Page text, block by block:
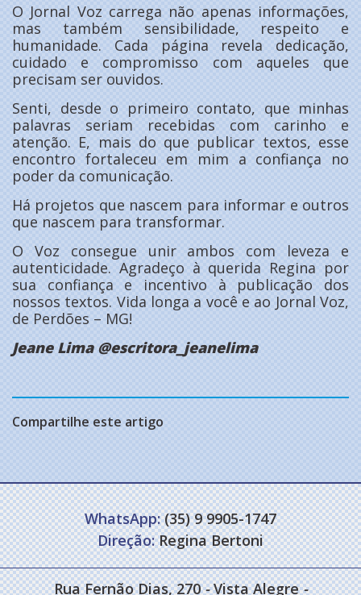
O Jornal Voz carrega não apenas informações,
mas também sensibilidade, respeito e
humanidade. Cada página revela dedicação,
cuidado e compromisso com aqueles que
precisam ser ouvidos.
Senti, desde o primeiro contato, que minhas
palavras seriam recebidas com carinho e
atenção. E, mais do que publicar textos, esse
encontro fortaleceu em mim a confiança no
poder da comunicação.
Há projetos que nascem para informar e outros
que nascem para transformar.
O Voz consegue unir ambos com leveza e
autenticidade. Agradeço à querida Regina por
sua confiança e incentivo à publicação dos
nossos textos. Vida longa a você e ao Jornal Voz,
de Perdões – MG!
Jeane Lima @escritora_jeanelima
Compartilhe este artigo
WhatsApp:(35) 9 9905-1747
Direção:Regina Bertoni
Rua Fernão Dias, 270- Vista Alegre-